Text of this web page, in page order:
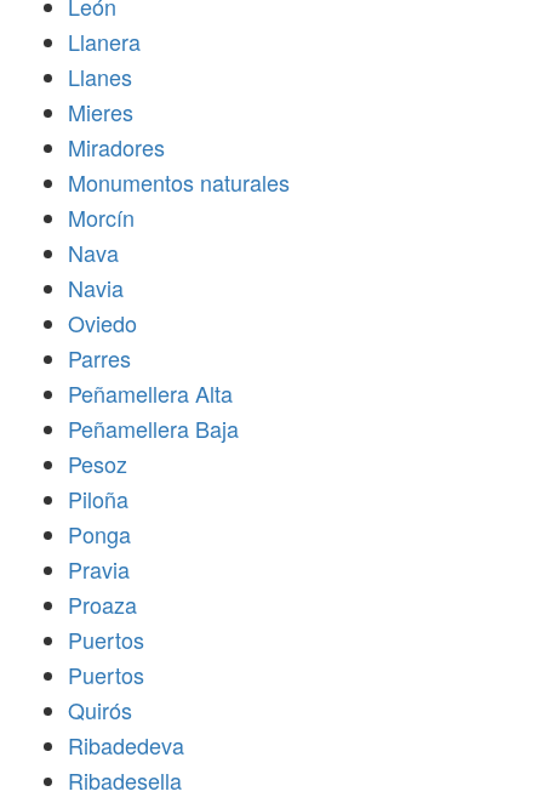
Llanera
Llanes
Mieres
Miradores
Monumentos naturales
Morcín
Nava
Navia
Oviedo
Parres
Peñamellera Alta
Peñamellera Baja
Pesoz
Piloña
Ponga
Pravia
Proaza
Puertos
Puertos
Quirós
Ribadedeva
Ribadesella